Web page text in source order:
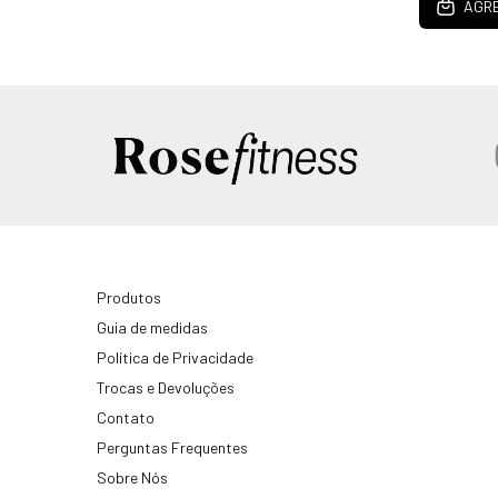
Produtos
Guia de medidas
Política de Privacidade
Trocas e Devoluções
Contato
Perguntas Frequentes
Sobre Nós